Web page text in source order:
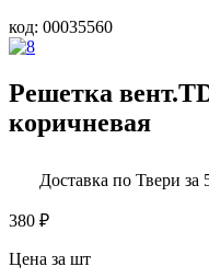
код: 00035560
Решетка
коричневая
Доставка по Твери за
380 ₽
Цена за шт